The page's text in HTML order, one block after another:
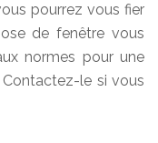
pourrez vous fier
de fenêtre vous
normes pour une
le si vous